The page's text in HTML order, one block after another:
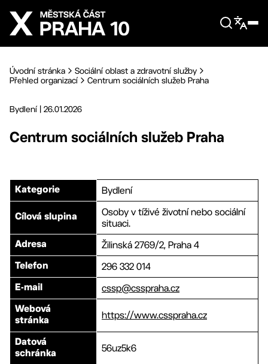
Přejít na hlavní obsah
Úvodní stránka
Sociální oblast a zdravotní služby
Přehled organizací
Centrum sociálních služeb Praha
Bydlení 26.01.2026
Centrum sociálních služeb Praha
Kategorie Bydlení
Cílová slupina
Osoby v tíživé životní nebo sociální
situaci.
Adresa Žilinská 2769/2, Praha 4
Telefon 296 332 014
E-mail cssp@csspraha.cz
Webová
stránka
https://www.csspraha.cz
Datová
schránka
56uz5k6